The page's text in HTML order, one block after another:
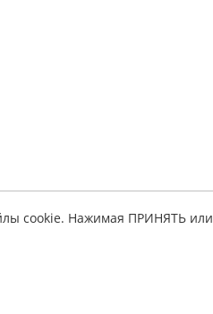
cookie. Нажимая ПРИНЯТЬ